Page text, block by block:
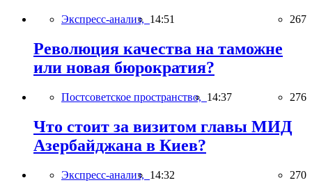
Экспресс-анализ, 14:51 267
Революция качества на таможне
или новая бюрократия?
Постсоветское пространство, 14:37 276
Что стоит за визитом главы МИД
Азербайджана в Киев?
Экспресс-анализ, 14:32 270